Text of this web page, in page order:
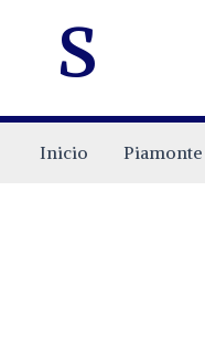
s
Inicio Piamonte